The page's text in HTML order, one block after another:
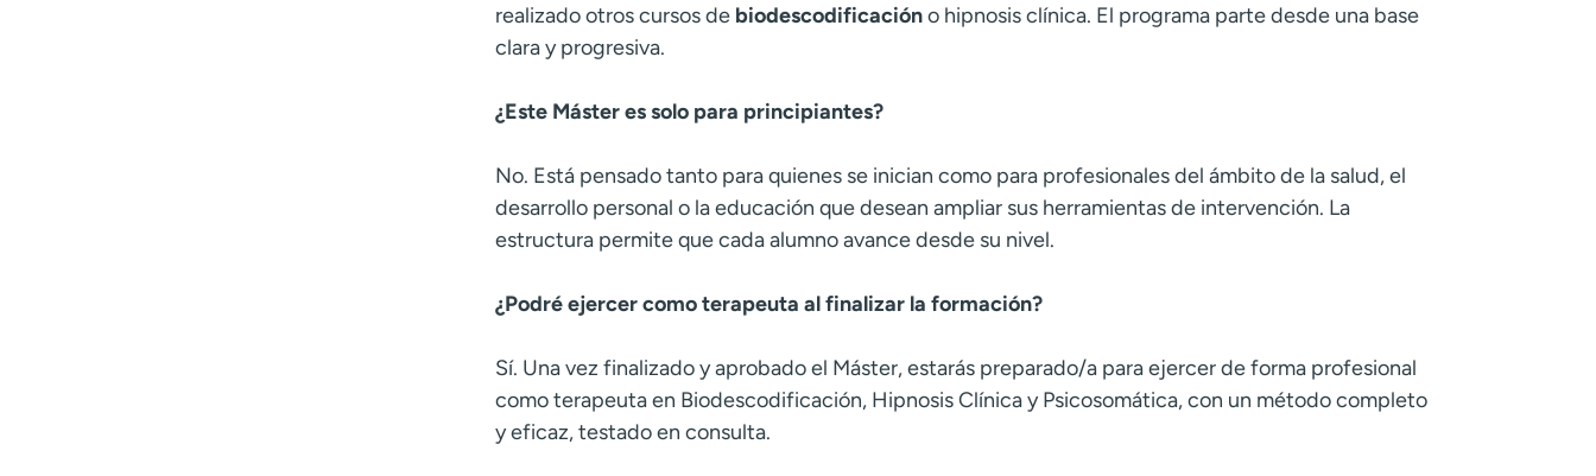
realizado otros cursos de biodescodificacióno hipnosis clínica. El programa parte desde una base
clara y progresiva.
¿Este Máster es solo para principiantes?
No. Está pensado tanto para quienes se inician como para profesionales del ámbito de la salud, el
desarrollo personal o la educación que desean ampliar sus herramientas de intervención. La
estructura permite que cada alumno avance desde su nivel.
¿Podré ejercer como terapeuta al finalizar la formación?
Sí. Una vez finalizado y aprobado el Máster, estarás preparado/a para ejercer de forma profesional
como terapeuta en Biodescodificación, Hipnosis Clínica y Psicosomática, con un método completo
y eficaz, testado en consulta.